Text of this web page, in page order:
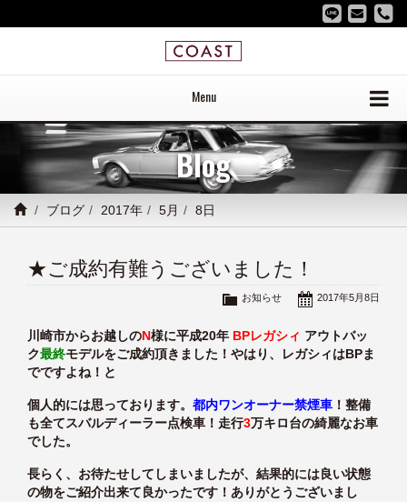
Menu
Blog
ブログ 2017年 5月 8日
★ご成約有難うございました！
2017年5月8日
お知らせ
川崎市からお越しのN様に平成20年 BPレガシィ アウトバッ
ク最終モデルをご成約頂きました！やはり、レガシィはBPま
でですよね！と
個人的には思っております。 都内ワンオーナー禁煙車 ！整備
も全てスバルディーラー点検車！走行3万キロ台の綺麗なお車
でした。
長らく、お待たせしてしまいましたが、結果的には良い状態
の物をご紹介出来て良かったです！ありがとうございまし